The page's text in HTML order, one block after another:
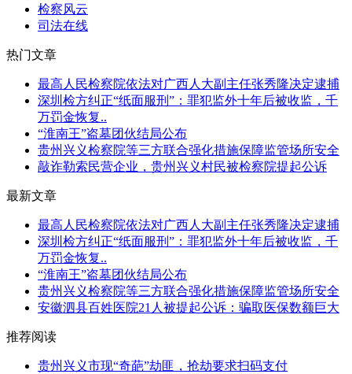
检察风云
司法在线
热门文章
最高人民检察院依法对广西人大副主任张秀隆决定逮捕
深圳检方纠正“纸面服刑”：罪犯监外十年后被收监，千
万罚金恢复..
“淮南王”盗墓团伙结局公布
贵州兴义检察院等三方联合强化措施保障监管场所安全
敲诈勒索民营企业，贵州兴义村民被检察院提起公诉
最新文章
最高人民检察院依法对广西人大副主任张秀隆决定逮捕
深圳检方纠正“纸面服刑”：罪犯监外十年后被收监，千
万罚金恢复..
“淮南王”盗墓团伙结局公布
贵州兴义检察院等三方联合强化措施保障监管场所安全
安徽泗县百姓医院21人被提起公诉：骗取医保数额巨大
推荐阅读
贵州兴义市现“奇葩”劫匪，抢劫要求扫码支付